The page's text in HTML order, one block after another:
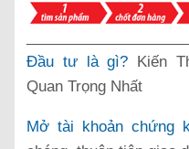
Đầu tư là gì? Kiến
Quan Trọng Nhất
Mở tài khoản chứng